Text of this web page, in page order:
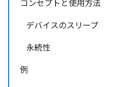
コンセプトと使用方法
デバイスのスリープ
永続性
例